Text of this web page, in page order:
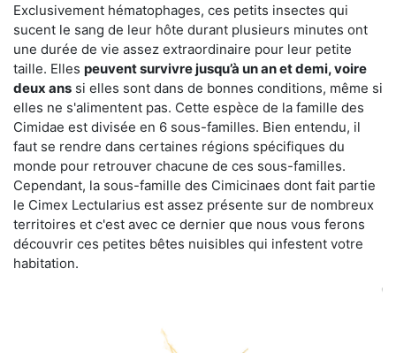
Exclusivement hématophages, ces petits insectes qui
sucent le sang de leur hôte durant plusieurs minutes ont
une durée de vie assez extraordinaire pour leur petite
taille. Elles peuvent survivre jusqu’à un an et demi, voire
deux ans si elles sont dans de bonnes conditions, même si
elles ne s'alimentent pas. Cette espèce de la famille des
Cimidae est divisée en 6 sous-familles. Bien entendu, il
faut se rendre dans certaines régions spécifiques du
monde pour retrouver chacune de ces sous-familles.
Cependant, la sous-famille des Cimicinaes dont fait partie
le Cimex Lectularius est assez présente sur de nombreux
territoires et c'est avec ce dernier que nous vous ferons
découvrir ces petites bêtes nuisibles qui infestent votre
habitation.